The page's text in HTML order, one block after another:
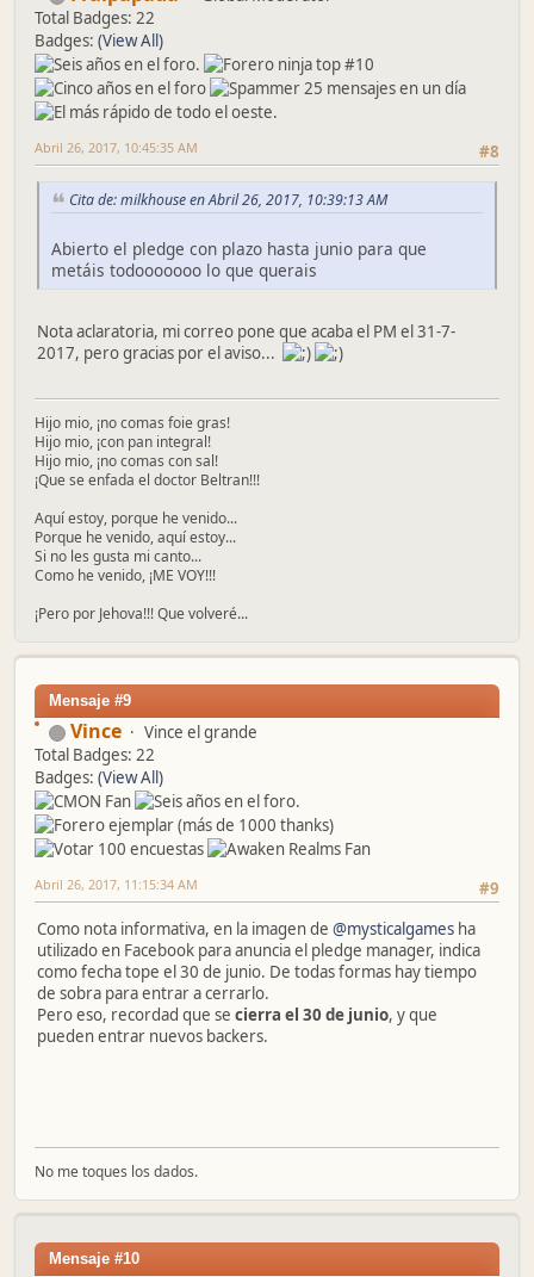
Total Badges: 22
Badges: (View All)
#8
Abril 26, 2017, 10:45:35 AM
Cita de: milkhouse en Abril 26, 2017, 10:39:13 AM
Abierto el pledge con plazo hasta junio para que
metáis todooooooo lo que querais
Nota aclaratoria, mi correo pone que acaba el PM el 31-7-
2017, pero gracias por el aviso...
Hijo mio, ¡no comas foie gras!
Hijo mio, ¡con pan integral!
Hijo mio, ¡no comas con sal!
¡Que se enfada el doctor Beltran!!!
Aquí estoy, porque he venido...
Porque he venido, aquí estoy...
Si no les gusta mi canto...
Como he venido, ¡ME VOY!!!
¡Pero por Jehova!!! Que volveré...
Mensaje #9
Vince
Vince el grande
Total Badges: 22
Badges: (View All)
#9
Abril 26, 2017, 11:15:34 AM
Como nota informativa, en la imagen de @mysticalgames ha
utilizado en Facebook para anuncia el pledge manager, indica
como fecha tope el 30 de junio. De todas formas hay tiempo
de sobra para entrar a cerrarlo.
Pero eso, recordad que se cierra el 30 de junio, y que
pueden entrar nuevos backers.
No me toques los dados.
Mensaje #10